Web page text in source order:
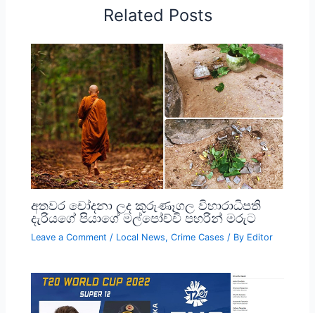
Related Posts
අතවර චෝදනා ලද කුරුණෑගල විහාරාධිපති
දැරියගේ පියාගේ මල්පෝච්චි පහරින් මරුට
Leave a Comment / Local News,Crime Cases / By Editor